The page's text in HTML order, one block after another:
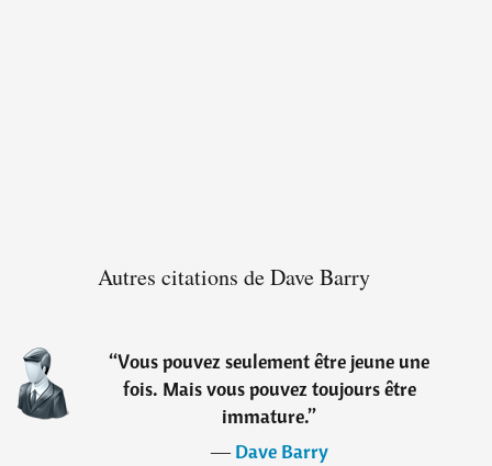
Autres citations de Dave Barry
“Vous pouvez seulement être jeune une
fois. Mais vous pouvez toujours être
immature.”
―Dave Barry